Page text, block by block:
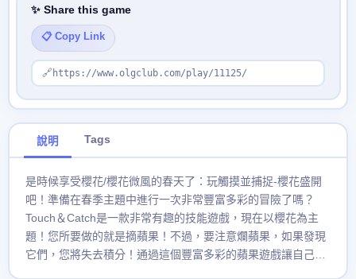
✨ Share this game
📋 Copy Link
🔗 https://www.olgclub.com/play/11125/
說明 Tags
是時候享受櫻花/櫻花微風的春天了：玩觸摸並捕捉-櫻花盛開
吧！準備在春季主題中進行一次非常豐富多彩的冒險了嗎？
Touch＆Catch是一款非常有趣的技能遊戲，現在以櫻花為主
題！您所要做的就是摘蘋果！不過，要注意爛蘋果，如果發現
它們，您將失去積分！通過這個豐富多彩的蘋果遊戲讓自己的